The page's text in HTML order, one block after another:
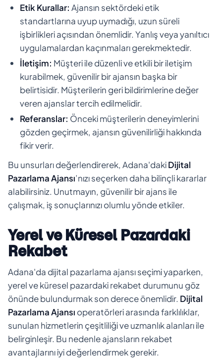
Etik Kurallar: Ajansın sektördeki etik
standartlarına uyup uymadığı, uzun süreli
işbirlikleri açısından önemlidir. Yanlış veya yanıltıcı
uygulamalardan kaçınmaları gerekmektedir.
İletişim: Müşteri ile düzenli ve etkili bir iletişim
kurabilmek, güvenilir bir ajansın başka bir
belirtisidir. Müşterilerin geri bildirimlerine değer
veren ajanslar tercih edilmelidir.
Referanslar: Önceki müşterilerin deneyimlerini
gözden geçirmek, ajansın güvenilirliği hakkında
fikir verir.
Bu unsurları değerlendirerek, Adana'dakiDijital
Pazarlama Ajansı’nızı seçerken daha bilinçli kararlar
alabilirsiniz. Unutmayın, güvenilir bir ajans ile
çalışmak, iş sonuçlarınızı olumlu yönde etkiler.
Yerel ve Küresel Pazardaki
Rekabet
Adana'da dijital pazarlama ajansı seçimi yaparken,
yerel ve küresel pazardaki rekabet durumunu göz
önünde bulundurmak son derece önemlidir. Dijital
Pazarlama Ajansı operatörleri arasında farklılıklar,
sunulan hizmetlerin çeşitliliği ve uzmanlık alanları ile
belirginleşir. Bu nedenle ajansların rekabet
avantajlarını iyi değerlendirmek gerekir.